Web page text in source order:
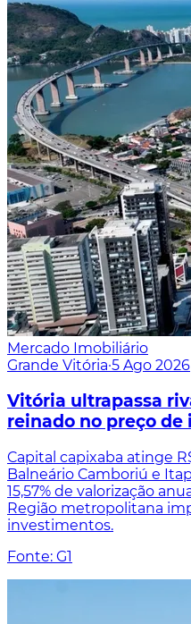
Mercado Imobiliário
Grande Vitória·5 Ago 2026
Vitória ultrapassa
reinado no preço de
Capital capixaba atinge
Balneário Camboriú e
15,57% de valorização
Região metropolitana
investimentos.
Fonte: G1